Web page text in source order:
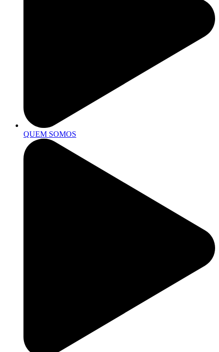
QUEM SOMOS